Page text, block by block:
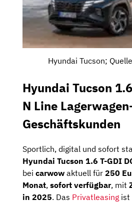
Hyundai Tucson;
Hyundai Tucson
N Line
Geschäftskunden
Sportlich, digital und sofort
Hyundai Tucson 1.6 T-GDI
bei carwow aktuell für 250
Monat, sofort verfügbar, mit
in 2025. Das Privatleasing ist